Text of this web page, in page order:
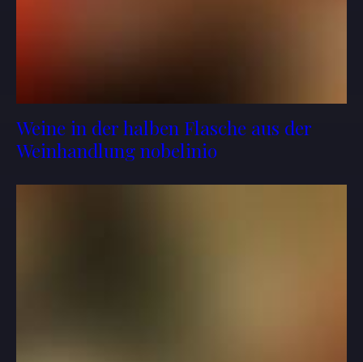
Weine in der halben Flasche aus der
Weinhandlung nobelinio